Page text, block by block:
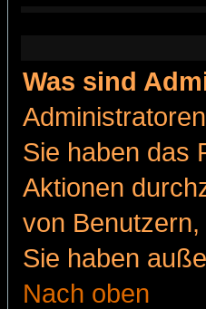
Was sind
Sie haben das
Aktionen
von
Sie haben
Nach oben